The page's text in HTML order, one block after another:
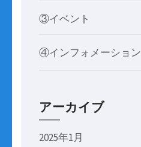
③イベント
④インフォメーション
アーカイブ
2025年1月